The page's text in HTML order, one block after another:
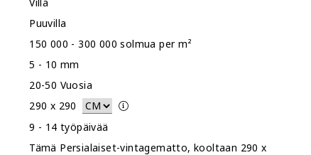
Puuvilla
150 000 - 300 000 solmua per m²
5 - 10 mm
20-50 Vuosia
290 x 290
9 - 14 työpäivää
Tämä Persialaiset-vintagematto, kooltaan 290 x